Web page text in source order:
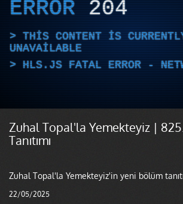
ERROR 204
THIS CONTENT IS
UNAVAILABLE
HLS.JS FATAL ERROR -
Zuhal Topal'la Yemekteyiz |
Tanıtımı
Zuhal Topal'la Yemekteyiz'in yeni bölüm
22/05/2025